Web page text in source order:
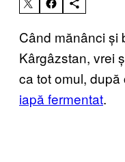
Când mănânci și
Kârgâzstan, vrei
ca tot omul,
iapă fermentat.